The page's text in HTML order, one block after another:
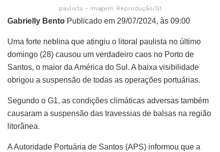
paulista – Imagem: Reprodução/G1
Gabrielly Bento Publicado em 29/07/2024, às 09:00
Uma forte neblina que atingiu o litoral paulista no último
domingo (28) causou um verdadeiro caos no Porto de
Santos, o maior da América do Sul. A baixa visibilidade
obrigou a suspensão de todas as operações portuárias.
Segundo o G1, as condições climáticas adversas também
causaram a suspensão das travessias de balsas na região
litorânea.
A Autoridade Portuária de Santos (APS) informou que a